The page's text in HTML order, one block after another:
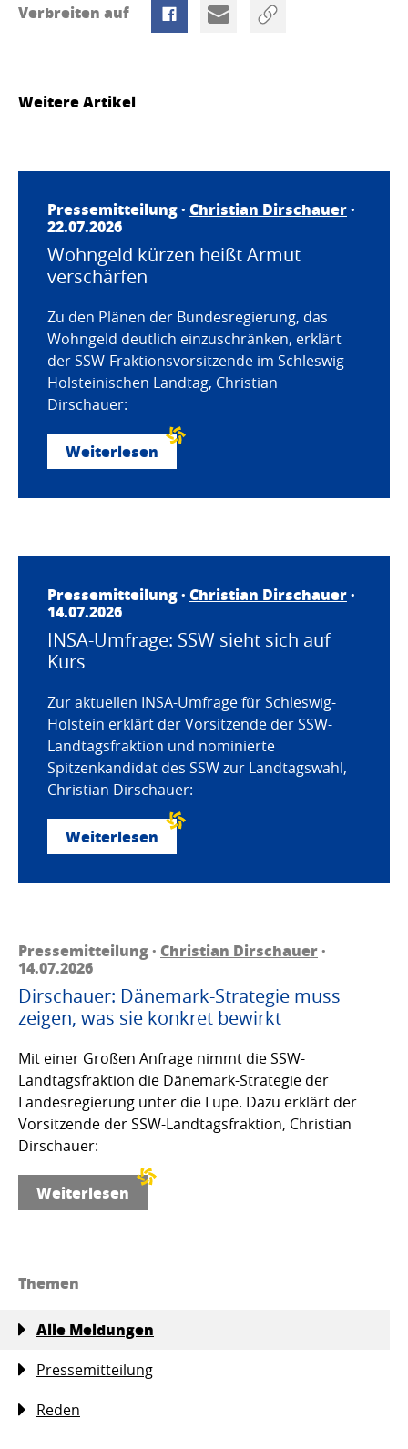
Verbreiten auf
Weitere Artikel
Pressemitteilung · Christian Dirschauer·
22.07.2026
Wohngeld kürzen heißt Armut
verschärfen
Zu den Plänen der Bundesregierung, das
Wohngeld deutlich einzuschränken, erklärt
der SSW-Fraktionsvorsitzende im Schleswig-
Holsteinischen Landtag, Christian
Dirschauer:
Weiterlesen
Pressemitteilung · Christian Dirschauer·
14.07.2026
INSA-Umfrage: SSW sieht sich auf
Kurs
Zur aktuellen INSA-Umfrage für Schleswig-
Holstein erklärt der Vorsitzende der SSW-
Landtagsfraktion und nominierte
Spitzenkandidat des SSW zur Landtagswahl,
Christian Dirschauer:
Weiterlesen
Pressemitteilung · Christian Dirschauer·
14.07.2026
Dirschauer: Dänemark-Strategie muss
zeigen, was sie konkret bewirkt
Mit einer Großen Anfrage nimmt die SSW-
Landtagsfraktion die Dänemark-Strategie der
Landesregierung unter die Lupe. Dazu erklärt der
Vorsitzende der SSW-Landtagsfraktion, Christian
Dirschauer:
Weiterlesen
Themen
Alle Meldungen
Pressemitteilung
Reden